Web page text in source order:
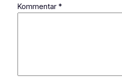
Kommentar *